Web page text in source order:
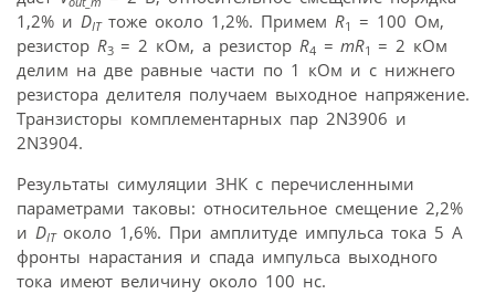
1,2% и DITтоже около 1,2%. Примем R1
= 100 Ом,
резистор R3 = 2 кОм, а резистор R4 = mR1 = 2 кОм
делим на две равные части по 1 кОм и с нижнего
резистора делителя получаем выходное напряжение.
Транзисторы комплементарных пар 2N3906 и
2N3904.
Результаты симуляции ЗНК с перечисленными
параметрами таковы: относительное смещение 2,2%
и DIT около 1,6%. При амплитуде импульса тока 5 А
фронты нарастания и спада импульса выходного
тока имеют величину около 100 нс.